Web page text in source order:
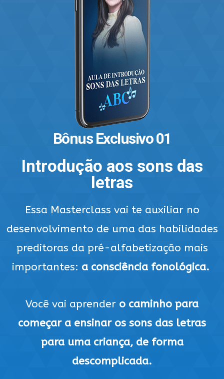
Bônus Exclusivo 01
Introdução aos sons das
letras
Essa Masterclass vai te auxiliar no
desenvolvimento de uma das habilidades
preditoras da pré-alfabetização mais
importantes: a consciência fonológica.
Você vai aprender o caminho para
começar a ensinar os sons das letras
para uma criança, de forma
descomplicada.